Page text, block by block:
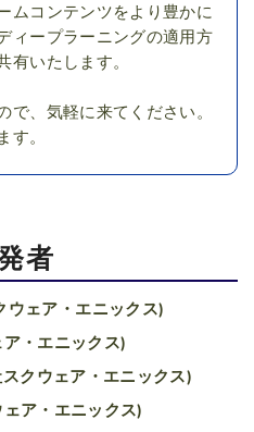
ムコンテンツをより豊かに
ィープラーニングの適用方
いたします。
、気軽に来てください。
。
者
ェア・エニックス)
・エニックス)
クウェア・エニックス)
ア・エニックス)